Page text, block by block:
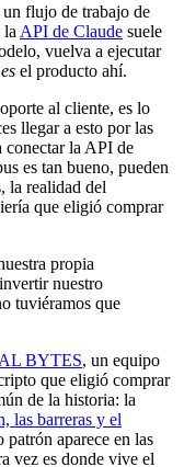
flujo de trabajo de
la API de Claude suele
vuelva a ejecutar
es el producto ahí.
al cliente, es lo
llegar a esto por las
conectar la API de
es tan bueno, pueden
la realidad del
que eligió comprar
propia
nuestro
tuviéramos que
BYTES, un equipo
que eligió comprar
de la historia: la
las barreras y el
aparece en las
vez es donde vive el